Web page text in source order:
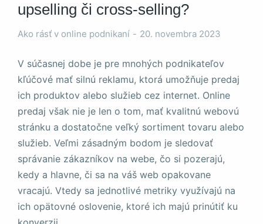
upselling či cross-selling?
Ako rásť v online podnikaní 20. novembra 2023
V súčasnej dobe je pre mnohých podnikateľov
kľúčové mať silnú reklamu, ktorá umožňuje predaj
ich produktov alebo služieb cez internet. Online
predaj však nie je len o tom, mať kvalitnú webovú
stránku a dostatočne veľký sortiment tovaru alebo
služieb. Veľmi zásadným bodom je sledovať
správanie zákazníkov na webe, čo si pozerajú,
kedy a hlavne, či sa na váš web opakovane
vracajú. Vtedy sa jednotlivé metriky využívajú na
ich opätovné oslovenie, ktoré ich majú prinútiť ku